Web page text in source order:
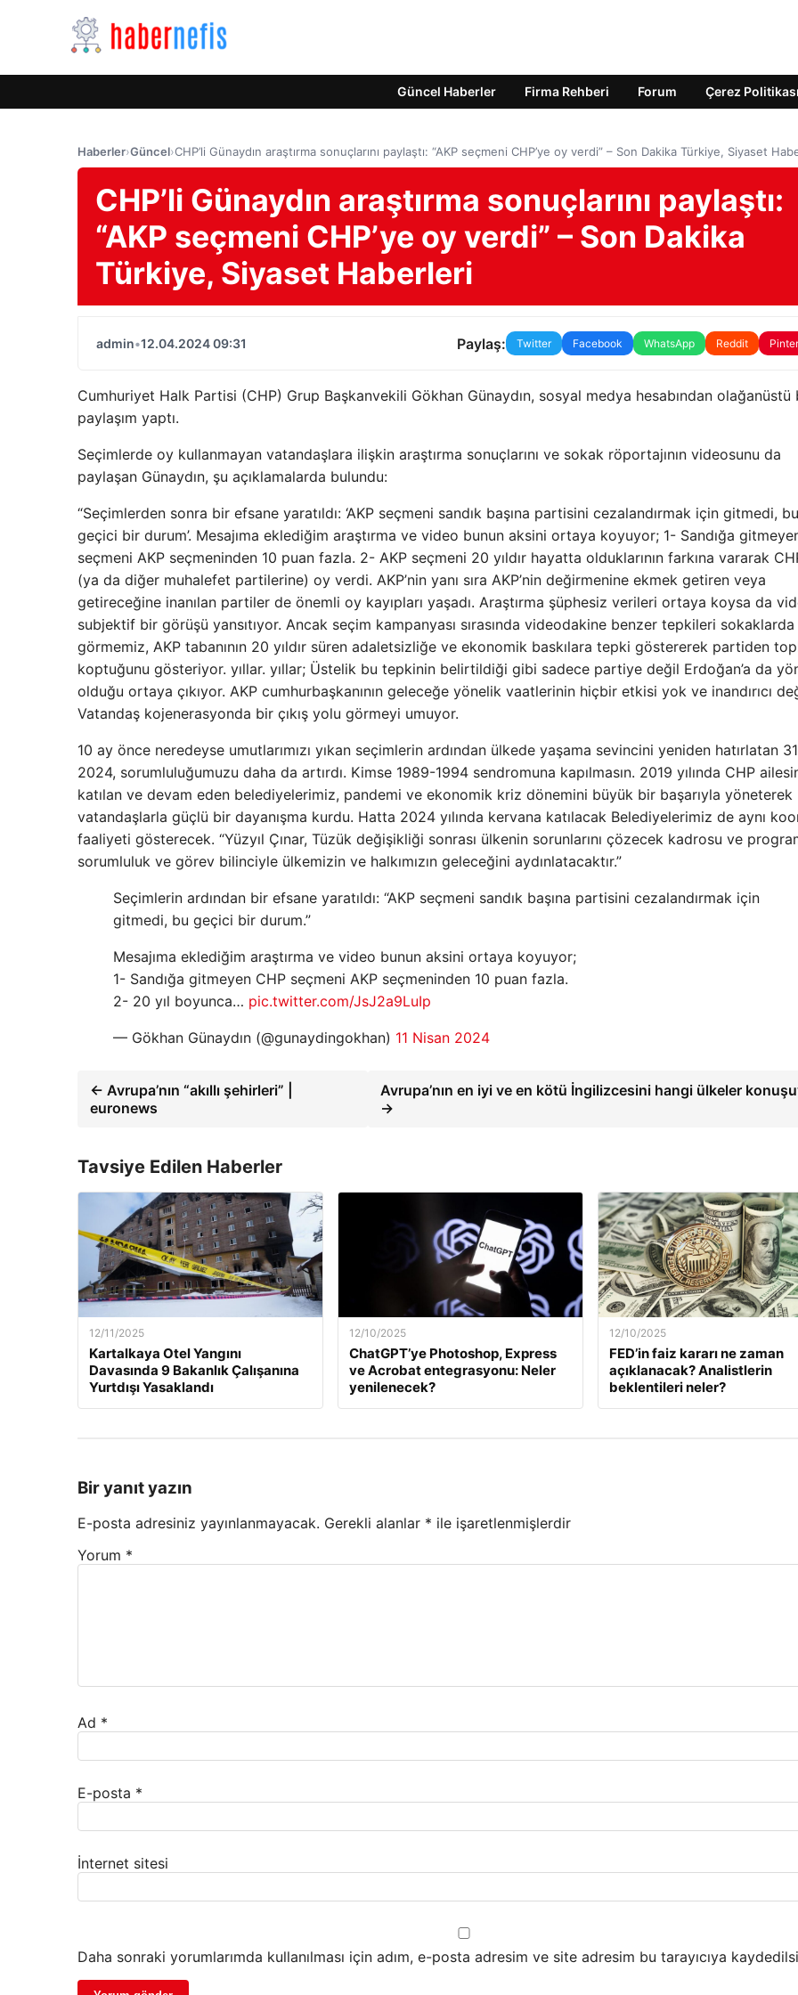
Güncel Haberler Firma Rehberi Forum Çerez Politikası
Haberler›Güncel›CHP’li Günaydın araştırma sonuçlarını paylaştı: “AKP seçmeni CHP’ye oy verdi” – Son Dakika Türkiye, Siyaset
CHP’li Günaydın araştırma sonuçlarını paylaştı:
“AKP seçmeni CHP’ye oy verdi” – Son Dakika
Türkiye, Siyaset Haberleri
admin•12.04.2024 09:31 Paylaş: Twitter Facebook WhatsApp Reddit
Cumhuriyet Halk Partisi (CHP) Grup Başkanvekili Gökhan Günaydın, sosyal medya hesabından olağanüstü
paylaşım yaptı.
Seçimlerde oy kullanmayan vatandaşlara ilişkin araştırma sonuçlarını ve sokak röportajının videosunu da
paylaşan Günaydın, şu açıklamalarda bulundu:
“Seçimlerden sonra bir efsane yaratıldı: ‘AKP seçmeni sandık başına partisini cezalandırmak için gitmedi, bu
geçici bir durum’. Mesajıma eklediğim araştırma ve video bunun aksini ortaya koyuyor; 1- Sandığa
seçmeni AKP seçmeninden 10 puan fazla. 2- AKP seçmeni 20 yıldır hayatta olduklarının farkına vararak
(ya da diğer muhalefet partilerine) oy verdi. AKP’nin yanı sıra AKP’nin değirmenine ekmek getiren veya
getireceğine inanılan partiler de önemli oy kayıpları yaşadı. Araştırma şüphesiz verileri ortaya koysa da
subjektif bir görüşü yansıtıyor. Ancak seçim kampanyası sırasında videodakine benzer tepkileri sokaklarda
görmemiz, AKP tabanının 20 yıldır süren adaletsizliğe ve ekonomik baskılara tepki göstererek partiden
koptuğunu gösteriyor. yıllar. yıllar; Üstelik bu tepkinin belirtildiği gibi sadece partiye değil Erdoğan’a da
olduğu ortaya çıkıyor. AKP cumhurbaşkanının geleceğe yönelik vaatlerinin hiçbir etkisi yok ve inandırıcı
Vatandaş kojenerasyonda bir çıkış yolu görmeyi umuyor.
10 ay önce neredeyse umutlarımızı yıkan seçimlerin ardından ülkede yaşama sevincini yeniden hatırlatan
2024, sorumluluğumuzu daha da artırdı. Kimse 1989-1994 sendromuna kapılmasın. 2019 yılında CHP
katılan ve devam eden belediyelerimiz, pandemi ve ekonomik kriz dönemini büyük bir başarıyla yöneterek
vatandaşlarla güçlü bir dayanışma kurdu. Hatta 2024 yılında kervana katılacak Belediyelerimiz de aynı
faaliyeti gösterecek. “Yüzyıl Çınar, Tüzük değişikliği sonrası ülkenin sorunlarını çözecek kadrosu ve
sorumluluk ve görev bilinciyle ülkemizin ve halkımızın geleceğini aydınlatacaktır.”
Seçimlerin ardından bir efsane yaratıldı: “AKP seçmeni sandık başına partisini cezalandırmak için
gitmedi, bu geçici bir durum.”
Mesajıma eklediğim araştırma ve video bunun aksini ortaya koyuyor;
1- Sandığa gitmeyen CHP seçmeni AKP seçmeninden 10 puan fazla.
2- 20 yıl boyunca… pic.twitter.com/JsJ2a9LuIp
— Gökhan Günaydın (@gunaydingokhan) 11 Nisan 2024
← Avrupa’nın “akıllı şehirleri” |
euronews
Avrupa’nın en iyi ve en kötü İngilizcesini hangi ülkeler
→
Tavsiye Edilen Haberler
12/11/2025
Kartalkaya Otel Yangını
Davasında 9 Bakanlık Çalışanına
Yurtdışı Yasaklandı
12/10/2025
ChatGPT’ye Photoshop, Express
ve Acrobat entegrasyonu: Neler
yenilenecek?
12/10/2025
FED’in faiz kararı ne zaman
açıklanacak? Analistlerin
beklentileri neler?
Bir yanıt yazın
E-posta adresiniz yayınlanmayacak. Gerekli alanlar * ile işaretlenmişlerdir
Yorum *
Ad *
E-posta *
İnternet sitesi
Daha sonraki yorumlarımda kullanılması için adım, e-posta adresim ve site adresim bu tarayıcıya